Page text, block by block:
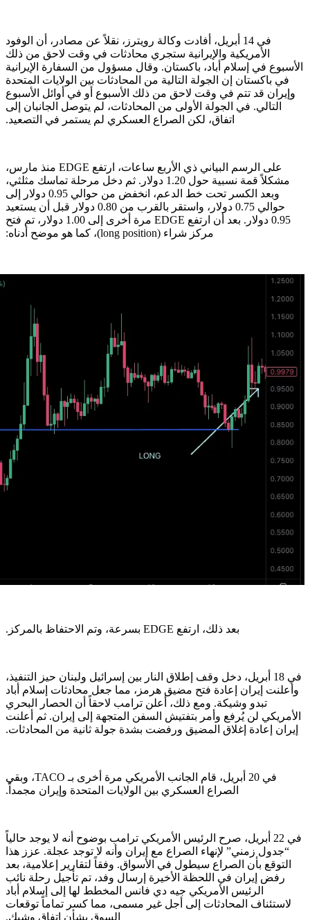
في 14 أبريل، أفادت وكالة رويترز، نقلاً عن مصادر، أن الوفود
الأمريكية والإيرانية ستجري محادثات في وقت لاحق من ذلك
الأسبوع في إسلام أباد، باكستان. وقال مسؤول من السفارة الإيرانية
في باكستان إن الجولة التالية من المحادثات بين الولايات المتحدة
وإيران قد تتم في وقت لاحق من ذلك الأسبوع أو في أوائل الأسبوع
التالي. في الجولة الأولى من المحادثات، لم يتوصل الجانبان إلى
اتفاق، لكن الصراع العسكري لم يستمر في التصعيد.
على الرسم البياني ذي الأربع ساعات، ارتفع EDGE منذ مارس،
مشكلاً قمة نسبية حول 1.20 دولار. ثم دخل مرحلة تماسك مثلثي،
وبعد الكسر تحت خط الدعم، انخفض من حوالي 0.95 دولار إلى
حوالي 0.75 دولار، واستقر بالقرب من 0.80 دولار قبل أن يستعيد
0.95 دولار. بعد أن ارتفع EDGE مرة أخرى إلى 1.00 دولار، تم فتح
مركز شراء (long position)، كما هو موضح أدناه:
بعد ذلك، ارتفع EDGE بسرعة، وتم الاحتفاظ بالمركز.
في 18 أبريل، دخل وقف إطلاق النار بين إسرائيل ولبنان حيز التنفيذ،
وأعلنت إيران إعادة فتح مضيق هرمز، مما جعل محادثات إسلام أباد
تبدو وشيكة. ومع ذلك، أعلن ترامب لاحقاً أن الحصار البحري
الأمريكي لن يُرفع وأمر بتفتيش السفن المتجهة إلى إيران. ثم أعلنت
إيران إعادة إغلاق المضيق ورفضت بشدة جولة ثانية من المحادثات.
في 20 أبريل، قام الجانب الأمريكي مرة أخرى بـ TACO، وبقي
الصراع العسكري بين الولايات المتحدة وإيران مجمداً.
في 22 أبريل، صرح الرئيس الأمريكي ترامب بوضوح أنه لا يوجد حالياً
“جدول زمني” لإنهاء الصراع مع إيران وأنه لا توجد عجلة. عزز هذا
التوقع بأن الصراع سيطول في الأسواق. وفقاً لتقارير إعلامية، بعد
رفض إيران في اللحظة الأخيرة إرسال وفد، تم تأجيل رحلة نائب
الرئيس الأمريكي جيه دي فانس المخطط لها إلى إسلام أباد
لاستئناف المحادثات إلى أجل غير مسمى، مما كسر تماماً توقعات
السوق بشأن اتفاق وشيك.